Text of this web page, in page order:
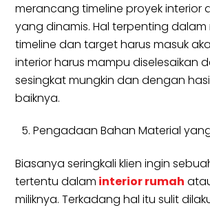
merancang timeline proyek interior
yang dinamis. Hal terpenting
timeline dan target harus masuk
interior harus mampu diselesaikan
sesingkat mungkin dan dengan
baiknya.
Pengadaan Bahan Material
Biasanya seringkali klien ingin
tertentu dalam interior rumah
miliknya. Terkadang hal itu sulit